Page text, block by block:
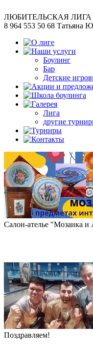
ЛЮБИТЕЛЬСКАЯ ЛИГА
8 964 553 50 68 Татьяна
Боулинг
Бар
Детские
Лига
другие
Салон-ателье "Мозаика
Поздравляем!